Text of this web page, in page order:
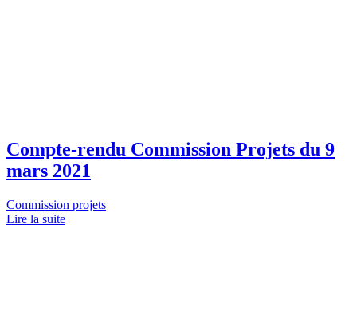
Compte-rendu Commission Projets du 9
mars 2021
Commission projets
Lire la suite